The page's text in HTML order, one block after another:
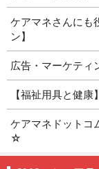
ケアマネさんにも
ン】
広告・マーケティ
【福祉用具と健
ケアマネドットコ
☆